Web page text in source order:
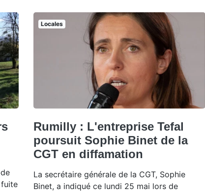
fuite
Locales
Rumilly : L'entreprise Tefal
poursuit Sophie Binet de la
CGT en diffamation
La secrétaire générale de la CGT, Sophie
Binet, a indiqué ce lundi 25 mai lors de